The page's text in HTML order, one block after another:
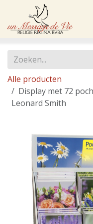
Overslaan naar inhoud
Alle producten
Display met 72
Leonard Smith